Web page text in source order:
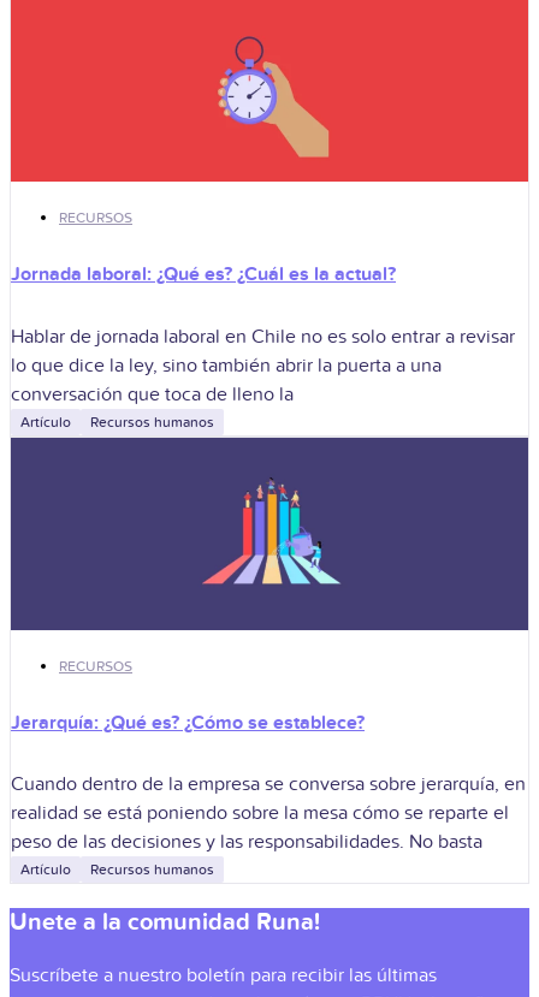
RECURSOS
Jornada laboral: ¿Qué es? ¿Cuál es la actual?
Hablar de jornada laboral en Chile no es solo entrar a revisar
lo que dice la ley, sino también abrir la puerta a una
conversación que toca de lleno la
Artículo Recursos humanos
RECURSOS
Jerarquía: ¿Qué es? ¿Cómo se establece?
Cuando dentro de la empresa se conversa sobre jerarquía, en
realidad se está poniendo sobre la mesa cómo se reparte el
peso de las decisiones y las responsabilidades. No basta
Artículo Recursos humanos
Unete a la comunidad Runa!
Suscríbete a nuestro boletín para recibir las últimas